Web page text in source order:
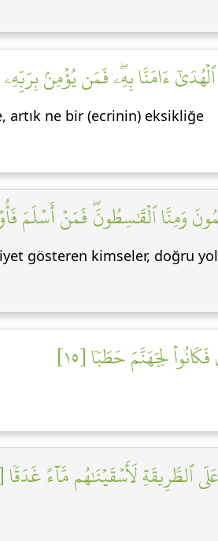
ٱلۡهُدَىٰٓ ءَامَنَّا بِهِۦۖ فَمَن يُؤۡمِنۢ
artık ne bir (ecrinin) eksikliğe
وَمِنَّا ٱلۡقَٰسِطُونَۖ فَمَنۡ أَسۡلَمَ
gösteren kimseler, doğru
لِجَهَنَّمَ حَطَبٗا [١٥]
ٱلطَّرِيقَةِ لَأَسۡقَيۡنَٰهُم مَّآءً غَدَقٗا